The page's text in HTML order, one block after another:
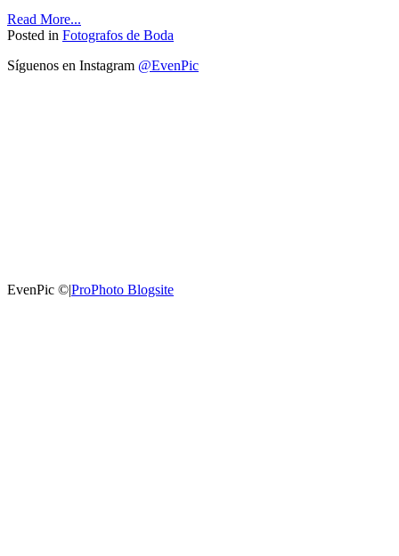
Read More...
Posted in Fotografos de Boda
Síguenos en Instagram @EvenPic
EvenPic ©|ProPhoto Blogsite